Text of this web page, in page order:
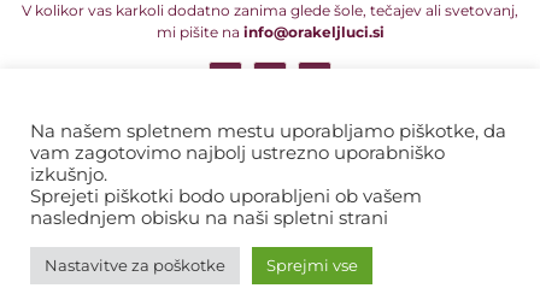
V kolikor vas karkoli dodatno zanima glede šole, tečajev ali svetovanj,
mi pišite na info@orakeljluci.si
pravne oblike zaščite intelektualne lastnine. Prav tako to velja za
programe in njihova imena ter naslove. Zato ta besedila, tekste, dela
besedil ali sporočil in informacij ni dovoljeno prepisovati, razmnoževati
ali kakor koli drugače razširjati v komercialne namene.
Pravno obvestilo
Na našem spletnem mestu uporabljamo piškotke, da
vam zagotovimo najbolj ustrezno uporabniško
izkušnjo.
Sprejeti piškotki bodo uporabljeni ob vašem
naslednjem obisku na naši spletni strani
Nastavitve za poškotke Sprejmi vse